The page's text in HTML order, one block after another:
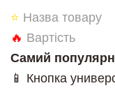
⭐ Назва товару
🔥 Вартість
Самий
📱 Кнопка